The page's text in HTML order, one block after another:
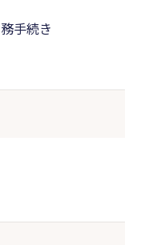
手続き